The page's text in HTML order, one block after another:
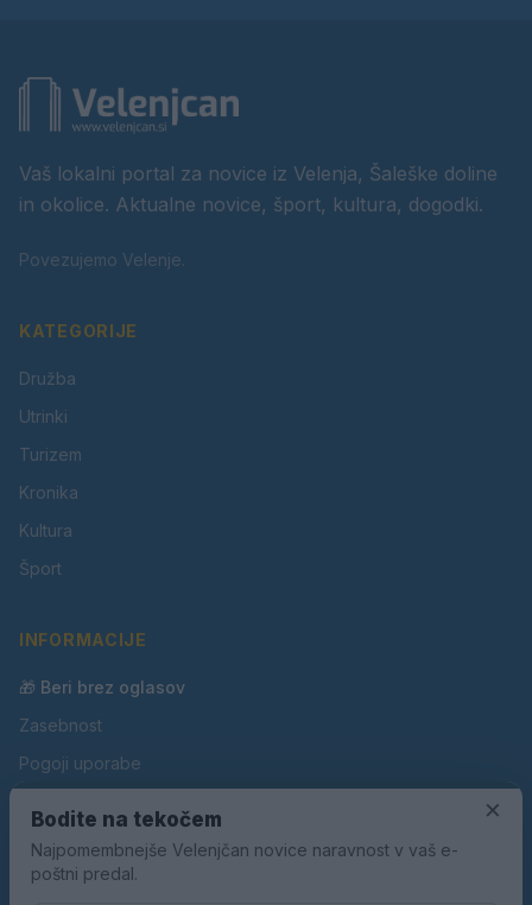
Vaš lokalni portal za novice iz Velenja, Šaleške doline
in okolice. Aktualne novice, šport, kultura, dogodki.
Povezujemo Velenje.
KATEGORIJE
Družba
Utrinki
Turizem
Kronika
Kultura
Šport
INFORMACIJE
🎁 Beri brez oglasov
Zasebnost
Pogoji uporabe
Oglaševanje
Kontakt
×
Bodite na tekočem
Najpomembnejše Velenjčan novice naravnost v vaš e-
poštni predal.